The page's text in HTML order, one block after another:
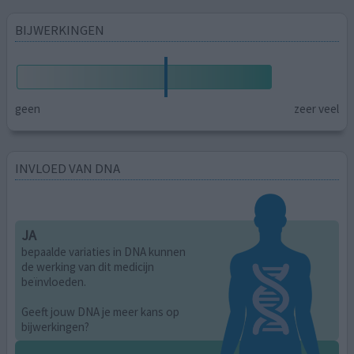
BIJWERKINGEN
geen zeer veel
INVLOED VAN DNA
JA
bepaalde variaties in DNA kunnen
de werking van dit medicijn
beïnvloeden.
Geeft jouw DNA je meer kans op
bijwerkingen?